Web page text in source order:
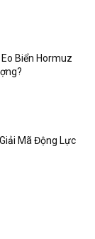
Eo Biển Hormuz
Mã Động Lực